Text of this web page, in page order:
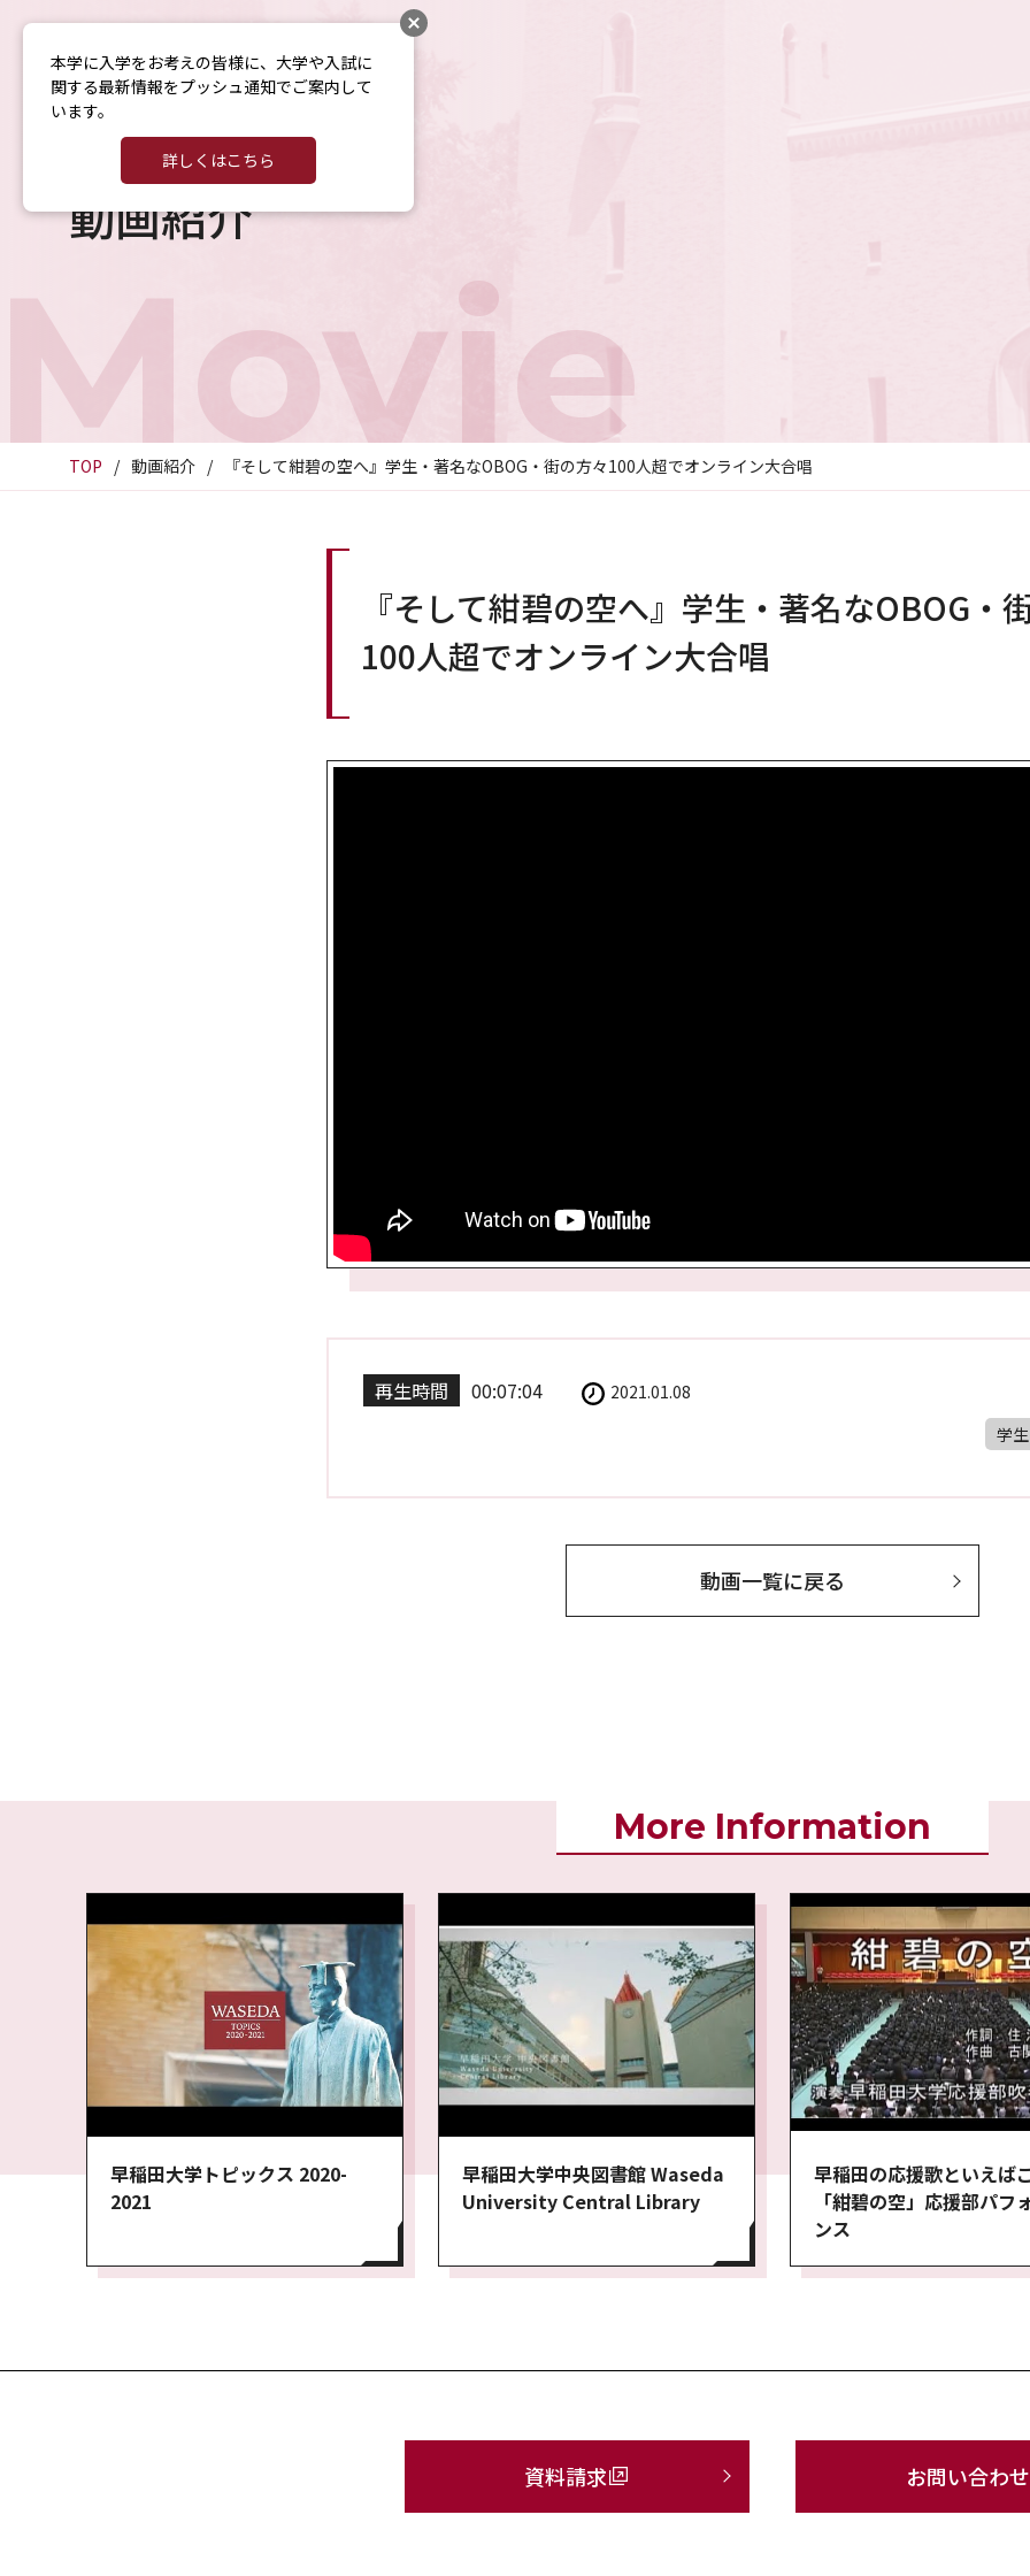
動画紹介
TOP 動画紹介 『そして紺碧の空へ』学生・著名なOBOG・街の方々100人超でオンライン大合唱
『そして紺碧の空へ』学生・著名なOBOG・
100人超でオンライン大合唱
再生時間 00:07:04
2021.01.08
学
動画一覧に戻る
More Information
早稲田大学トピックス 2020-
2021
早稲田大学中央図書館 Waseda
University Central Library
早稲田の応援歌といえば
「紺碧の空」応援部パフ
ンス
資料請求 お問い合わせ
本学に入学をお考えの皆様に、大学や入試に
関する最新情報をプッシュ通知でご案内して
います。
詳しくはこちら